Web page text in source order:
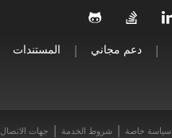
المستندات | دعم مجاني |
سياسة خاصة | شروط الخدمة | جهات الاتصال